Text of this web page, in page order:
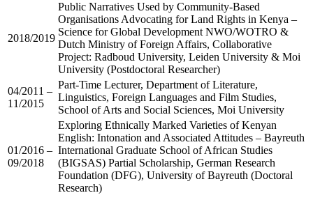
2018/2019
Public Narratives Used by Community-Based
Organisations Advocating for Land Rights in Kenya –
Science for Global Development NWO/WOTRO &
Dutch Ministry of Foreign Affairs, Collaborative
Project: Radboud University, Leiden University & Moi
University (Postdoctoral Researcher)
04/2011 –
11/2015
Part-Time Lecturer, Department of Literature,
Linguistics, Foreign Languages and Film Studies,
School of Arts and Social Sciences, Moi University
01/2016 –
09/2018
Exploring Ethnically Marked Varieties of Kenyan
English: Intonation and Associated Attitudes – Bayreuth
International Graduate School of African Studies
(BIGSAS) Partial Scholarship, German Research
Foundation (DFG), University of Bayreuth (Doctoral
Research)